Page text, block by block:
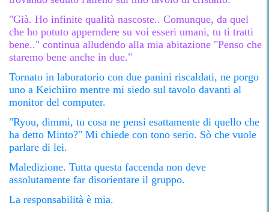
"Già. Ho infinite qualità nascoste.. Comunque, da quel
che ho potuto apperndere su voi esseri umani, tu ti tratti
bene.." continua alludendo alla mia abitazione "Penso che
staremo bene anche in due."
Tornato in laboratorio con due panini riscaldati, ne porgo
uno a Keichiiro mentre mi siedo sul tavolo davanti al
monitor del computer.
"Ryou, dimmi, tu cosa ne pensi esattamente di quello che
ha detto Minto?" Mi chiede con tono serio. Sò che vuole
parlare di lei.
Maledizione. Tutta questa faccenda non deve
assolutamente far disorientare il gruppo.
La responsabilità è mia.